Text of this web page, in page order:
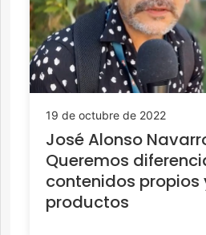
19 de octubre de 2022
José Alonso
Queremos
contenidos propios
productos